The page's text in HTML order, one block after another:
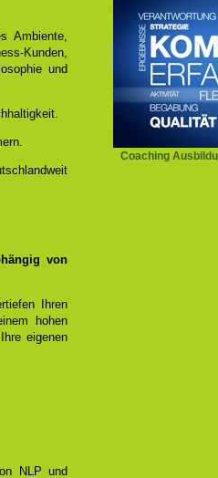
Coaching
Ambiente,
Kunden,
und
von
Ihren
hohen
eigenen
NLP und